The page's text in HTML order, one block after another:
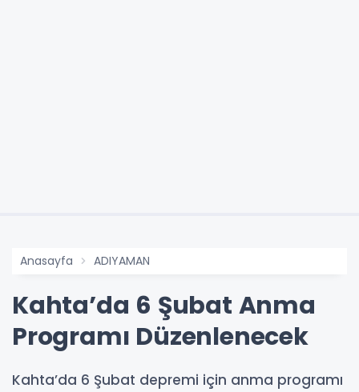
Anasayfa ADIYAMAN
Kahta’da 6 Şubat Anma
Programı Düzenlenecek
Kahta’da 6 Şubat depremi için anma programı